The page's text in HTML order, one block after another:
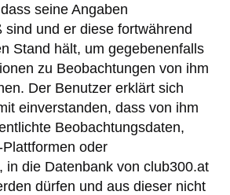
seine Angaben
sind und er diese fortwährend
Stand hält, um gegebenenfalls
zu Beobachtungen von ihm
Der Benutzer erklärt sich
einverstanden, dass von ihm
Beobachtungsdaten,
oder
in die Datenbank von club300.at
dürfen und aus dieser nicht